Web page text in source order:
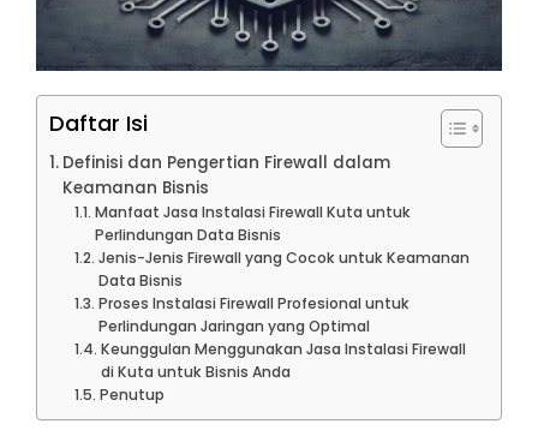
Daftar Isi
Definisi dan Pengertian Firewall dalam
Keamanan Bisnis
Manfaat Jasa Instalasi Firewall Kuta untuk
Perlindungan Data Bisnis
Jenis-Jenis Firewall yang Cocok untuk Keamanan
Data Bisnis
Proses Instalasi Firewall Profesional untuk
Perlindungan Jaringan yang Optimal
Keunggulan Menggunakan Jasa Instalasi Firewall
di Kuta untuk Bisnis Anda
Penutup